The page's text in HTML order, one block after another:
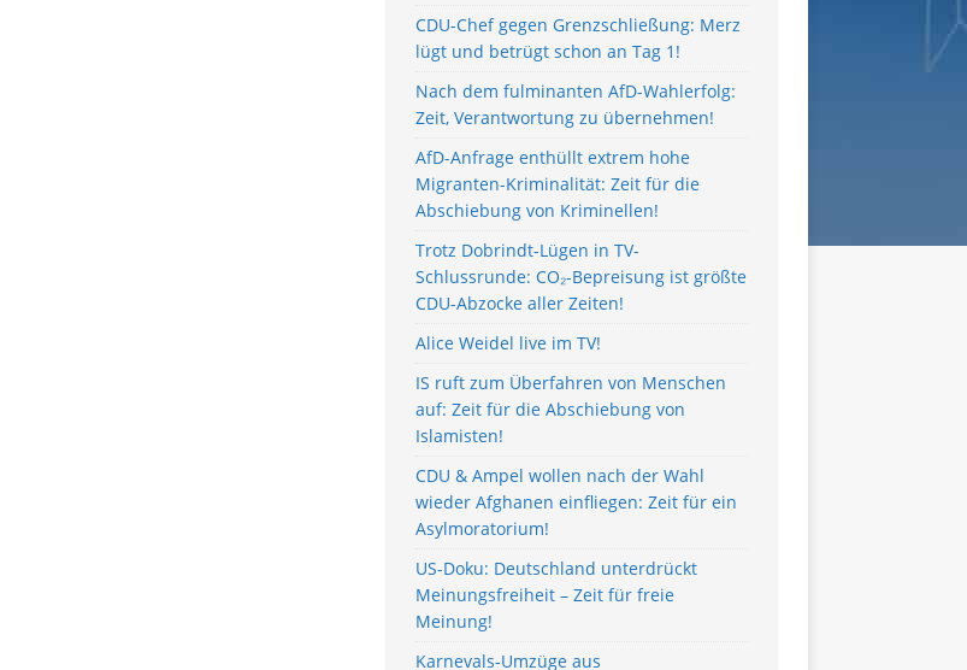
CDU-Chef gegen Grenzschließung: Merz
lügt und betrügt schon an Tag 1!
Nach dem fulminanten AfD-Wahlerfolg:
Zeit, Verantwortung zu übernehmen!
AfD-Anfrage enthüllt extrem hohe
Migranten-Kriminalität: Zeit für die
Abschiebung von Kriminellen!
Trotz Dobrindt-Lügen in TV-
Schlussrunde: CO₂-Bepreisung ist größte
CDU-Abzocke aller Zeiten!
Alice Weidel live im TV!
IS ruft zum Überfahren von Menschen
auf: Zeit für die Abschiebung von
Islamisten!
CDU & Ampel wollen nach der Wahl
wieder Afghanen einfliegen: Zeit für ein
Asylmoratorium!
US-Doku: Deutschland unterdrückt
Meinungsfreiheit – Zeit für freie
Meinung!
Karnevals-Umzüge aus